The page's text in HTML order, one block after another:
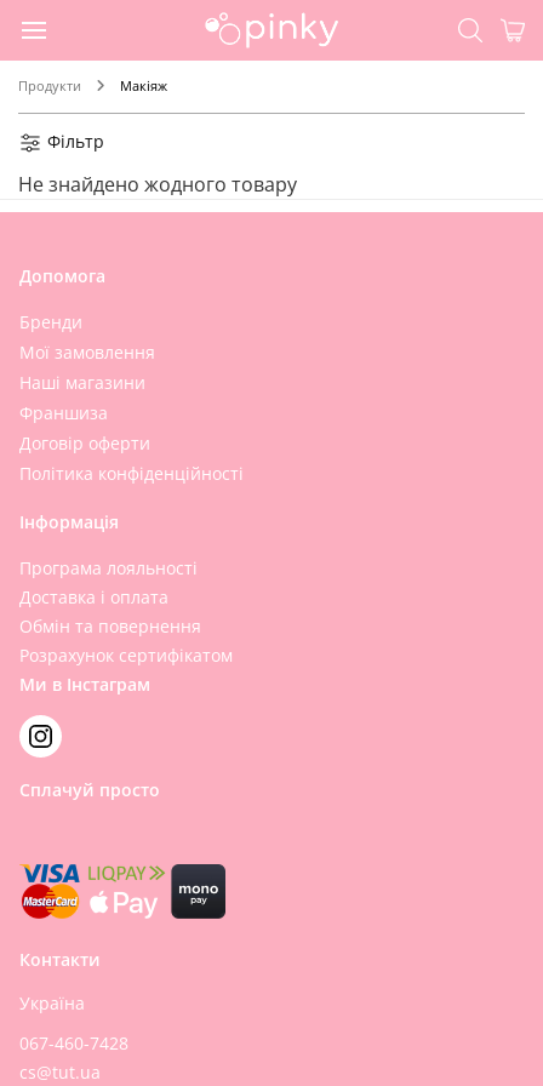
Продукти Макіяж
Фільтр
Не знайдено жодного товару
Допомога
Бренди
Мої замовлення
Наші магазини
Франшиза
Договір оферти
Політика конфіденційності
Інформація
Програма лояльності
Доставка і оплата
Обмін та повернення
Розрахунок сертифікатом
Ми в Інстаграм
Сплачуй просто
Контакти
Україна
067-460-7428
cs@tut.ua